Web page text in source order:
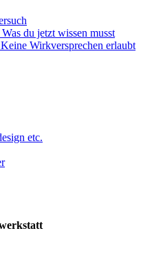
du jetzt wissen musst
Wirkversprechen erlaubt
etc.